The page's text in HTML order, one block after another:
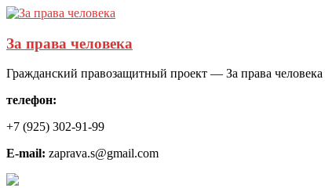
За права человека
Гражданский правозащитный проект — За права человека
телефон:
+7 (925) 302-91-99
E-mail: zaprava.s@gmail.com